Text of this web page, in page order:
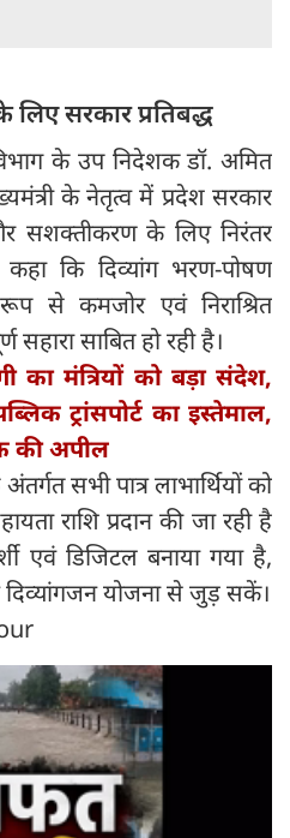
सरकार प्रतिबद्ध
के उप निदेशक डॉ. अमित
के नेतृत्व में प्रदेश सरकार
सशक्तीकरण के लिए निरंतर
कि दिव्यांग भरण-पोषण
से कमजोर एवं निराश्रित
सहारा साबित हो रही है।
का मंत्रियों को बड़ा संदेश,
ट्रांसपोर्ट का इस्तेमाल,
की अपील
सभी पात्र लाभार्थियों को
राशि प्रदान की जा रही है
एवं डिजिटल बनाया गया है,
योजना से जुड़ सकें।